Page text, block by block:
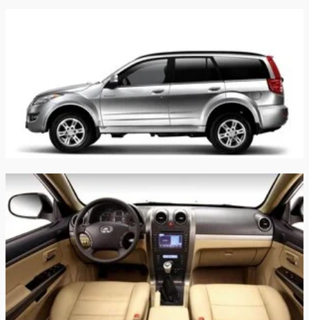
многорычажная
Задняя подвеска: Зависимая
Передние тормоза: Дисковые вентилируемые
Производство: с. Ново-Харитоново
Гарантия:
3 года или 100 000 км
пробега